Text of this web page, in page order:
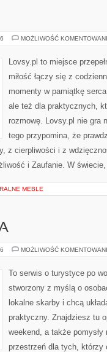
MOŻLIWOŚĆ
Lovsy.pl to miejsce
miłość łączy się z
momenty w pamiątkę
ale też dla praktycznych,
rozmowę. Lovsy.pl nie gra
tego przypomina, że
z cierpliwości i z
i Zaufanie. W
MEBLE
MOŻLIWOŚĆ
To serwis o turystyce po
stworzony z myślą o
lokalne skarby i chcą
praktyczny. Znajdziesz tu
weekend, a także
przestrzeń dla tych, którzy